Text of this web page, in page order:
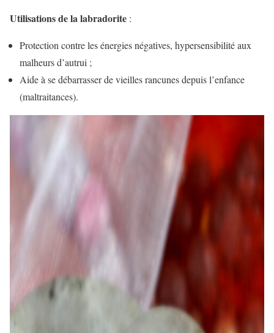
Utilisations de la labradorite :
Protection contre les énergies négatives, hypersensibilité aux
malheurs d’autrui ;
Aide à se débarrasser de vieilles rancunes depuis l’enfance
(maltraitances).